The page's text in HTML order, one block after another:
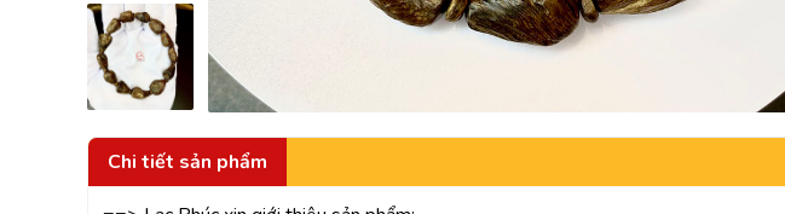
Chi tiết sản phẩm